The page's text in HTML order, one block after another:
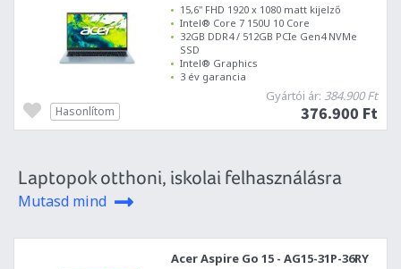
15,6" FHD 1920 x 1080 matt kijelző
Intel® Core 7 150U 10 Core
32GB DDR4 / 512GB PCIe Gen4 NVMe
SSD
Intel® Graphics
3 év garancia
Gyártói ár: 384.900 Ft
376.900 Ft
Hasonlítom
Laptopok otthoni, iskolai felhasználásra
Mutasd mind
Acer Aspire Go 15 - AG15-31P-36RY